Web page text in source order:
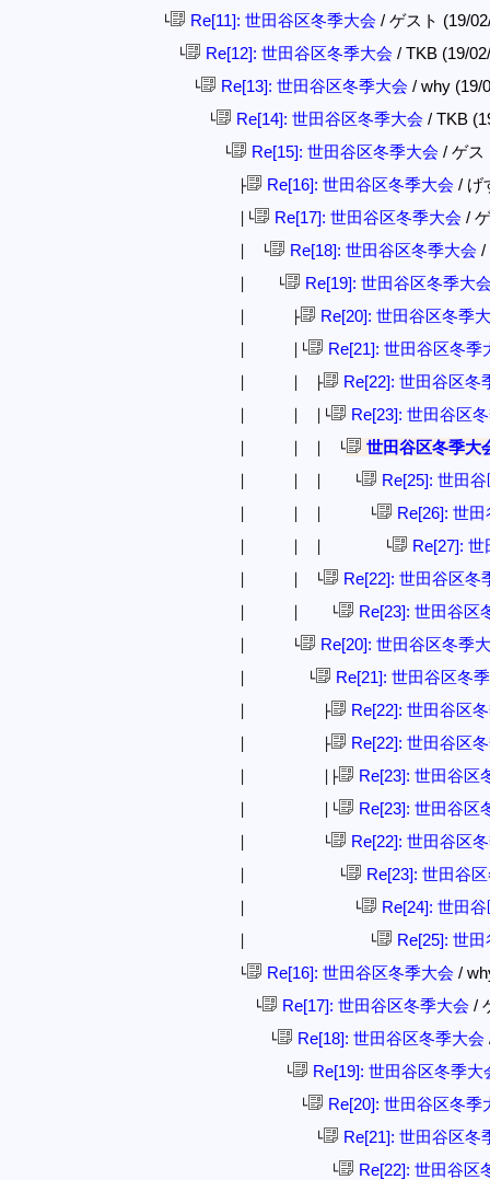
└ Re[11]: 世田谷区冬季大会 / ゲスト (19/
└ Re[12]: 世田谷区冬季大会 / TKB (19/
└ Re[13]: 世田谷区冬季大会 / why (19/
└ Re[14]: 世田谷区冬季大会 / TKB
└ Re[15]: 世田谷区冬季大会 / ゲス
├ Re[16]: 世田谷区冬季大会 / げ
│└ Re[17]: 世田谷区冬季大会 /
│ └ Re[18]: 世田谷区冬季大会 /
│ └ Re[19]: 世田谷区冬季大
│ ├ Re[20]: 世田谷区冬季
│ │└ Re[21]: 世田谷区冬季
│ │ ├ Re[22]: 世田谷区冬
│ │ │└ Re[23]: 世田谷区
│ │ │ └ 世田谷区冬季大
│ │ │ └ Re[25]: 世田
│ │ │ └ Re[26]: 世
│ │ │ └ Re[27]:
│ │ └ Re[22]: 世田谷区冬
│ │ └ Re[23]: 世田谷区
│ └ Re[20]: 世田谷区冬季
│ └ Re[21]: 世田谷区冬
│ ├ Re[22]: 世田谷区
│ ├ Re[22]: 世田谷区
│ │├ Re[23]: 世田谷区
│ │└ Re[23]: 世田谷区
│ └ Re[22]: 世田谷区
│ └ Re[23]: 世田谷
│ └ Re[24]: 世田
│ └ Re[25]: 世
└ Re[16]: 世田谷区冬季大会 /
└ Re[17]: 世田谷区冬季大会 /
└ Re[18]: 世田谷区冬季大会
└ Re[19]: 世田谷区冬季大
└ Re[20]: 世田谷区冬季
└ Re[21]: 世田谷区冬
└ Re[22]: 世田谷区